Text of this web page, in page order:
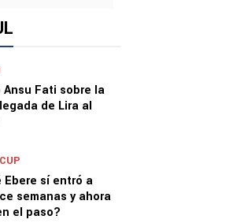
Ansu Fati sobre la
de Lira al
Ebere sí entró a
semanas y ahora
el paso?